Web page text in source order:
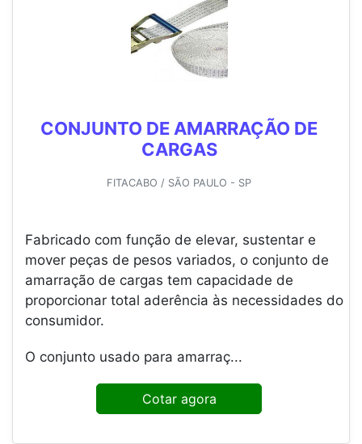
CONJUNTO DE AMARRAÇÃO DE
CARGAS
FITACABO / SÃO PAULO - SP
Fabricado com função de elevar, sustentar e
mover peças de pesos variados, o conjunto de
amarração de cargas tem capacidade de
proporcionar total aderência às necessidades do
consumidor.
O conjunto usado para amarraç...
Cotar agora